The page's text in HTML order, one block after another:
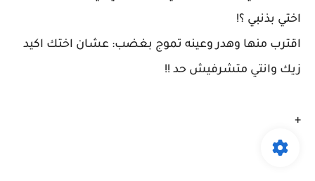
اختي بذنبي ؟!
اقترب منها وهدر وعينه تموج بغضب: عشان اختك اكيد
زيك وانتي متشرفيش حد !!
+